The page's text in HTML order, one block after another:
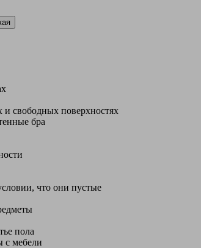
свободных поверхностях
бра
что они пустые
пола
с мебели